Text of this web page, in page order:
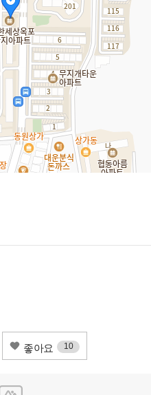
좋아요 10